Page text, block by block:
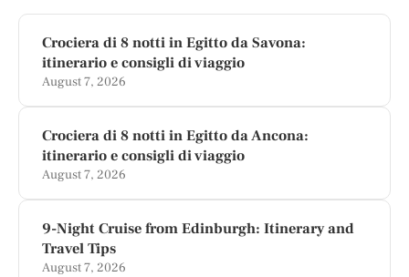
Crociera di 8 notti in Egitto da Savona:
itinerario e consigli di viaggio
August 7, 2026
Crociera di 8 notti in Egitto da Ancona:
itinerario e consigli di viaggio
August 7, 2026
9-Night Cruise from Edinburgh: Itinerary and
Travel Tips
August 7, 2026